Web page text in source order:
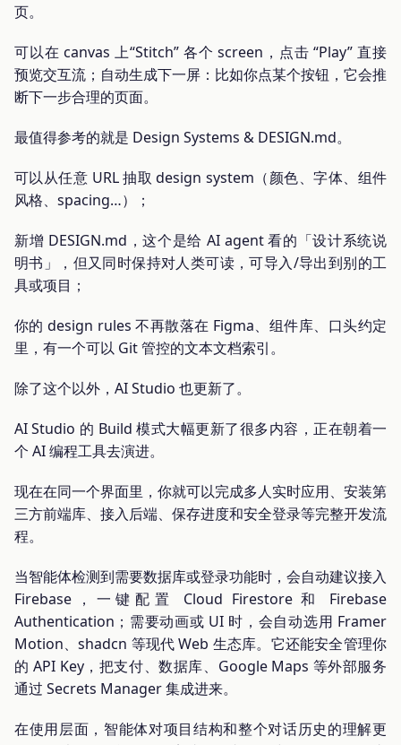
页。
可以在 canvas 上“Stitch” 各个 screen，点击 “Play” 直接
预览交互流；自动生成下一屏：比如你点某个按钮，它会推
断下一步合理的页面。
最值得参考的就是 Design Systems & DESIGN.md。
可以从任意 URL 抽取 design system（颜色、字体、组件
风格、spacing…）；
新增 DESIGN.md，这个是给 AI agent 看的「设计系统说
明书」，但又同时保持对人类可读，可导入/导出到别的工
具或项目；
你的 design rules 不再散落在 Figma、组件库、口头约定
里，有一个可以 Git 管控的文本文档索引。
除了这个以外，AI Studio 也更新了。
AI Studio 的 Build 模式大幅更新了很多内容，正在朝着一
个 AI 编程工具去演进。
现在在同一个界面里，你就可以完成多人实时应用、安装第
三方前端库、接入后端、保存进度和安全登录等完整开发流
程。
当智能体检测到需要数据库或登录功能时，会自动建议接入
Firebase，一键配置 Cloud Firestore 和 Firebase
Authentication；需要动画或 UI 时，会自动选用 Framer
Motion、shadcn 等现代 Web 生态库。它还能安全管理你
的 API Key，把支付、数据库、Google Maps 等外部服务
通过 Secrets Manager 集成进来。
在使用层面，智能体对项目结构和整个对话历史的理解更